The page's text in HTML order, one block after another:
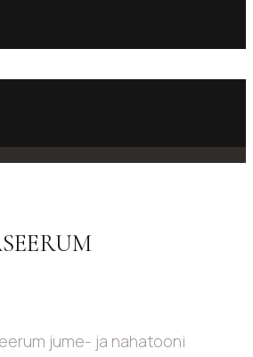
jume- ja nahatooni